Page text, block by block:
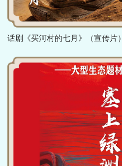
话剧《买河村的七月》（宣传片）